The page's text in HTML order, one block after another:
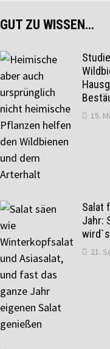
GUT ZU WISSEN…
15.
Salat
Jahr:
21.